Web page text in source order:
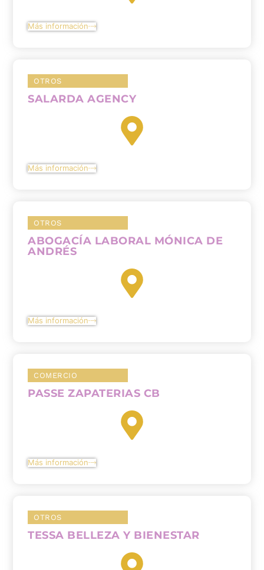
Más información
OTROS
SALARDA AGENCY
Más información
OTROS
ABOGACÍA LABORAL MÓNICA DE
ANDRÉS
Más información
COMERCIO
PASSE ZAPATERIAS CB
Más información
OTROS
TESSA BELLEZA Y BIENESTAR